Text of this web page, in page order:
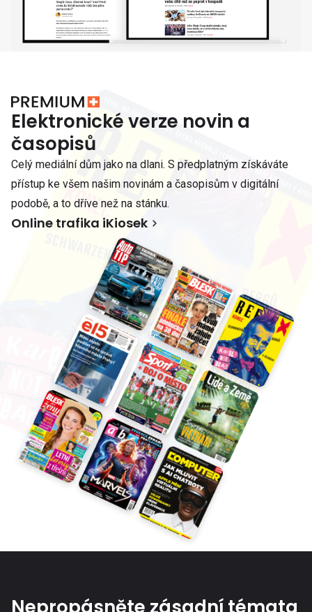
Elektronické verze novin a
časopisů
Celý mediální dům jako na dlani. S předplatným získáváte
přístup ke všem našim novinám a časopisům v digitální
podobě, a to dříve než na stánku.
Online trafika iKiosek